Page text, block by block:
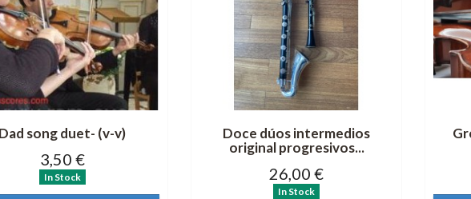
song duet- (v-v)
3,50 €
In Stock
Doce dúos intermedios
original progresivos...
26,00 €
In Stock